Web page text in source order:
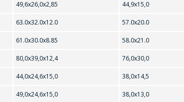
49,6х26,0х2,85 44,9х15,0
63.0x32.0x12.0 57.0x20.0
61.0x30.0x8.85 58.0x21.0
80,0х39,0х12,4 76,0х30,0
44,0х24,6х15,0 38,0х14,5
49,0х24,6х15,0 38,0х13,0
ОФОРМИТЬ ЗАКАЗ
Продажи физическим лицам осуществляются в ТД
ЗАДАТЬ ВОПРОС